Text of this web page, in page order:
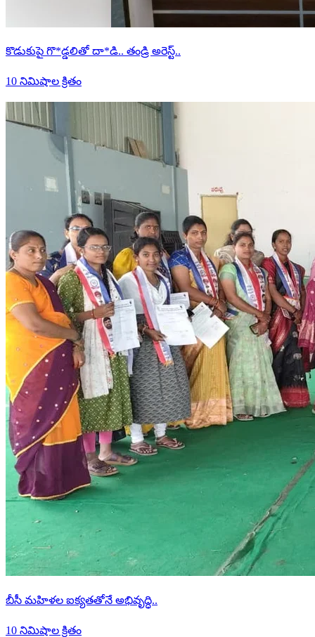
కొడుకుపై గొ*డ్డలితో దా*డి.. తండ్రి అరెస్ట్..
10 నిమిషాల క్రితం
బీసీ మహిళల ఐక్యతతోనే అభివృద్ధి..
10 నిమిషాల క్రితం